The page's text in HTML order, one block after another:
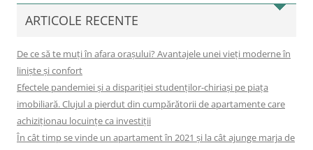
ARTICOLE RECENTE
De ce să te muți în afara orașului? Avantajele unei vieți moderne în
liniște și confort
Efectele pandemiei și a dispariției studenților-chiriași pe piața
imobiliară. Clujul a pierdut din cumpărătorii de apartamente care
achiziționau locuințe ca investiții
În cât timp se vinde un apartament în 2021 și la cât ajunge marja de